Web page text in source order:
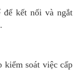
kết nối và ngắt
kiểm soát việc cấp